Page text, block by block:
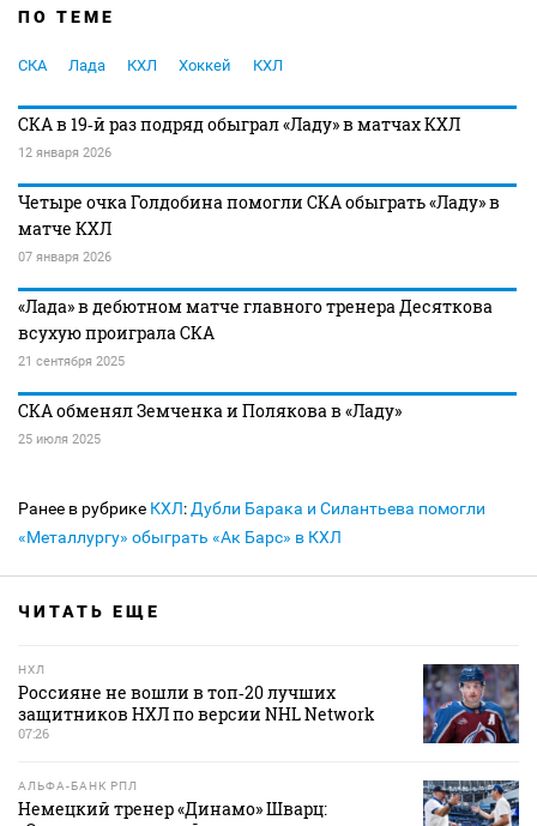
ПО ТЕМЕ
СКА Лада КХЛ Хоккей КХЛ
СКА в 19‑й раз подряд обыграл «Ладу» в матчах КХЛ
12 января 2026
Четыре очка Голдобина помогли СКА обыграть «Ладу» в
матче КХЛ
07 января 2026
«Лада» в дебютном матче главного тренера Десяткова
всухую проиграла СКА
21 сентября 2025
СКА обменял Земченка и Полякова в «Ладу»
25 июля 2025
Ранее в рубрике КХЛ: Дубли Барака и Силантьева помогли
«Металлургу» обыграть «Ак Барс» в КХЛ
ЧИТАТЬ ЕЩЕ
НХЛ
Россияне не вошли в топ‑20 лучших
защитников НХЛ по версии NHL Network
07:26
АЛЬФА-БАНК РПЛ
Немецкий тренер «Динамо» Шварц: